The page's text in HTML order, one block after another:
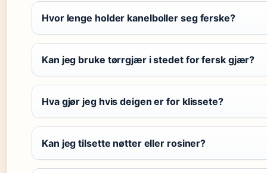
Hvor lenge holder kanelboller seg ferske?
Kan jeg bruke tørrgjær i stedet for fersk gjær?
Hva gjør jeg hvis deigen er for klissete?
Kan jeg tilsette nøtter eller rosiner?